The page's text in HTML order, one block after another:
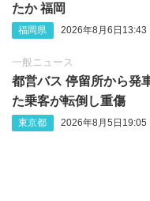
たか 福岡
福岡県 2026年8月6日13:43
一般ニュース
都営バス 停留所から発
た乗客が転倒し重傷
東京都 2026年8月5日19:05